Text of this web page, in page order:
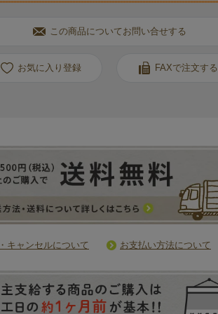
この商品についてお問い合せする
お気に入り FAXで注文する
キャンセルについて お支払い方法について